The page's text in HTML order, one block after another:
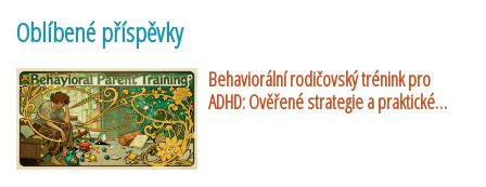
Oblíbené příspěvky
Behaviorální rodičovský trénink pro
ADHD: Ověřené strategie a praktické